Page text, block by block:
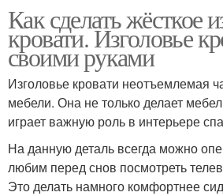
Как сделать жёсткое
кровати. Изголовье
своими руками
Изголовье кровати неотъемлемая
мебели. Она не только делает
играет важную роль в интерьере
На данную деталь всегда можно
любим перед снов посмотреть
Это делать намного комфортнее